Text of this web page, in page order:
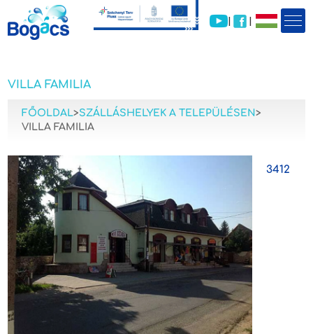
| |
VILLA FAMILIA
FŐOLDAL>SZÁLLÁSHELYEK A TELEPÜLÉSEN>
VILLA FAMILIA
3412